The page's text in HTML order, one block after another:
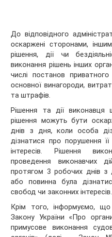
До відповідного
оскаржені сторонами,
рішення, дії чи
виконання рішень інших
числі постанов
основної винагороди,
та штрафів.
Рішення та дії
рішення можуть бути
днів з дня, коли особа
дізнатися про порушення
інтересів. Рішення
проведення виконавчих
протягом 3 робочих днів з
або повинна була
свобод чи законних інтересів.
Крім того, інформуємо,
Закону України «Про
примусове виконання